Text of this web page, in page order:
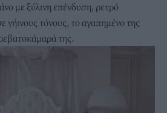
με ξύλινη επένδυση, ρετρό
γήινους τόνους, το αγαπημένο της
της.